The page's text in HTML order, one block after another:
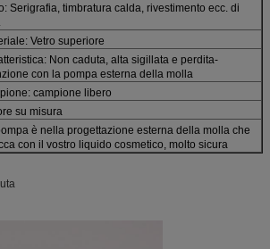
Serigrafia, timbratura calda, rivestimento ecc. di
Vetro superiore
Non caduta, alta sigillata e perdita-
con la pompa esterna della molla
campione libero
su misura
è nella progettazione esterna della molla che
con il vostro liquido cosmetico, molto sicura